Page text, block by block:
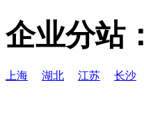
企业分站：
上海 湖北 江苏 长沙